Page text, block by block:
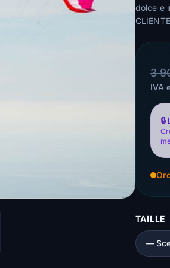
dolce e
CLIENTE
3
IVA
TAILLE